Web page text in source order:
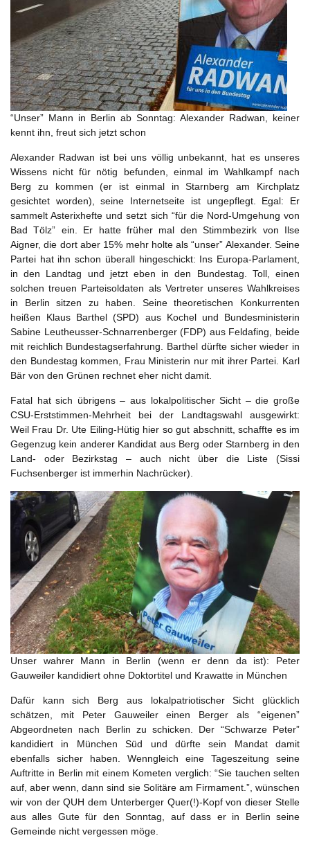
“Unser” Mann in Berlin ab Sonntag: Alexander Radwan, keiner
kennt ihn, freut sich jetzt schon
Alexander Radwan ist bei uns völlig unbekannt, hat es unseres
Wissens nicht für nötig befunden, einmal im Wahlkampf nach
Berg zu kommen (er ist einmal in Starnberg am Kirchplatz
gesichtet worden), seine Internetseite ist ungepflegt. Egal: Er
sammelt Asterixhefte und setzt sich “für die Nord-Umgehung von
Bad Tölz” ein. Er hatte früher mal den Stimmbezirk von Ilse
Aigner, die dort aber 15% mehr holte als “unser” Alexander. Seine
Partei hat ihn schon überall hingeschickt: Ins Europa-Parlament,
in den Landtag und jetzt eben in den Bundestag. Toll, einen
solchen treuen Parteisoldaten als Vertreter unseres Wahlkreises
in Berlin sitzen zu haben. Seine theoretischen Konkurrenten
heißen Klaus Barthel (SPD) aus Kochel und Bundesministerin
Sabine Leutheusser-Schnarrenberger (FDP) aus Feldafing, beide
mit reichlich Bundestagserfahrung. Barthel dürfte sicher wieder in
den Bundestag kommen, Frau Ministerin nur mit ihrer Partei. Karl
Bär von den Grünen rechnet eher nicht damit.
Fatal hat sich übrigens – aus lokalpolitischer Sicht – die große
CSU-Erststimmen-Mehrheit bei der Landtagswahl ausgewirkt:
Weil Frau Dr. Ute Eiling-Hütig hier so gut abschnitt, schaffte es im
Gegenzug kein anderer Kandidat aus Berg oder Starnberg in den
Land- oder Bezirkstag – auch nicht über die Liste (Sissi
Fuchsenberger ist immerhin Nachrücker).
Unser wahrer Mann in Berlin (wenn er denn da ist): Peter
Gauweiler kandidiert ohne Doktortitel und Krawatte in München
Dafür kann sich Berg aus lokalpatriotischer Sicht glücklich
schätzen, mit Peter Gauweiler einen Berger als “eigenen”
Abgeordneten nach Berlin zu schicken. Der “Schwarze Peter”
kandidiert in München Süd und dürfte sein Mandat damit
ebenfalls sicher haben. Wenngleich eine Tageszeitung seine
Auftritte in Berlin mit einem Kometen verglich: “Sie tauchen selten
auf, aber wenn, dann sind sie Solitäre am Firmament.”, wünschen
wir von der QUH dem Unterberger Quer(!)-Kopf von dieser Stelle
aus alles Gute für den Sonntag, auf dass er in Berlin seine
Gemeinde nicht vergessen möge.